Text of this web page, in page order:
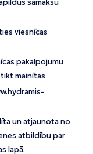
viesnīcas
pakalpojumu
mainītas
un atjaunota no
atbildību par
lapā.